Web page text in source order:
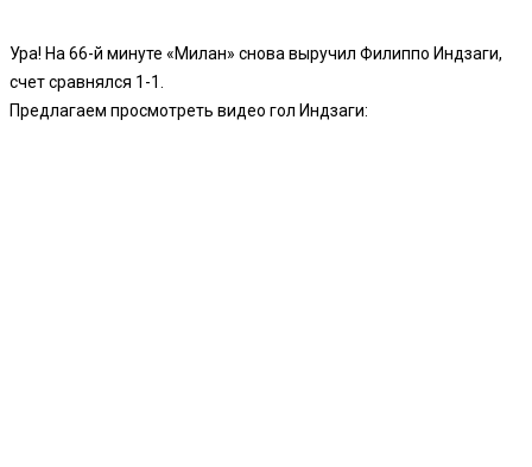
Ура! На 66-й минуте «Милан» снова выручил Филиппо Индзаги,
счет сравнялся 1-1.
Предлагаем просмотреть видео гол Индзаги: